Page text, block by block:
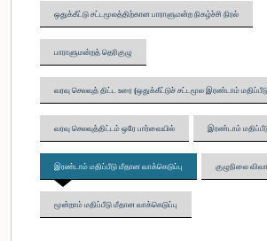
ஒதுக்கீட்டு சட்டமூலத்திற்கான பாராளுமன்ற நிகழ்ச்சி நிரல்
பாராளுமன்றத் தெரிகுழு
வரவு செலவுத் திட்ட உரை (ஒதுக்கீட்டுச் சட்டமூல இரண்டாம்
வரவு செலவுத்திட்டம் ஒரே பார்வையில் இரண்டாம்
இரண்டாம் மதிப்பீடு மீதான வாக்கெடுப்பு குழுநிலை
மூன்றாம் மதிப்பீடு மீதான வாக்கெடுப்பு